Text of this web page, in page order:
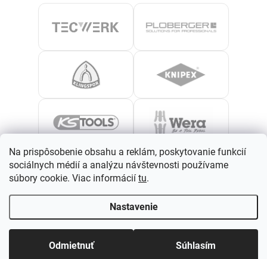
Na prispôsobenie obsahu a reklám, poskytovanie funkcií
sociálnych médií a analýzu návštevnosti používame
súbory cookie. Viac informácií tu.
Nastavenie
Odmietnuť Súhlasím